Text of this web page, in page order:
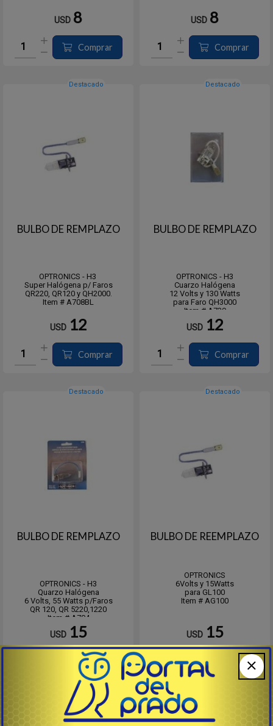
USD 8
Comprar
USD 8
Comprar
Destacado
BULBO DE REMPLAZO
OPTRONICS - H3
Super Halógena p/ Faros
QR220, QR120 y QH2000.
Item # A708BL
USD 12
Comprar
Destacado
BULBO DE REMPLAZO
OPTRONICS - H3
Cuarzo Halógena
12 Volts y 130 Watts
para Faro QH3000
Item # A739
USD 12
Comprar
Destacado
BULBO DE REMPLAZO
OPTRONICS - H3
Quarzo Halógena
6 Volts, 55 Watts p/Faros
QR 120, QR 5220,1220
Item # A704
USD 15
Comprar
Destacado
BULBO DE REEMPLAZO
OPTRONICS
6Volts y 15Watts
para GL100
Item # AG100
USD 15
Comprar
Destacado